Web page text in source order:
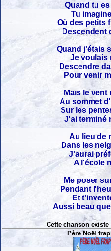
Quand tu
Tu
Où des petits
Descendent
Quand j'étais
Je voulais
Descendre
Pour venir
Mais le vent
Au sommet
Sur les
J'ai terminé
Au lieu de
Dans les
J'aurai
A l'école
Me poser
Pendant
Et
Aussi beau
Cette chanson
Père Noël